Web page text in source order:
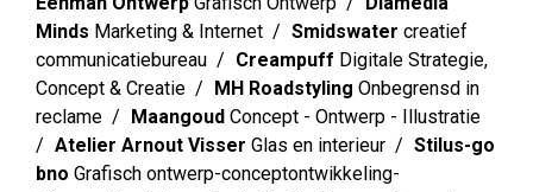
Minds Marketing & Internet Smidswater creatief
communicatiebureau
Creampuff Digitale Strategie,
Concept & Creatie
MH Roadstyling Onbegrensd in
reclame
Maangoud Concept - Ontwerp - Illustratie
Atelier Arnout Visser Glas en interieur
Stilus-go
bno Grafisch ontwerp-conceptontwikkeling-